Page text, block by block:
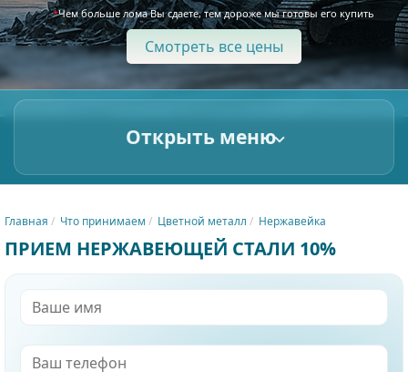
*Чем больше лома Вы сдаете, тем дороже мы готовы его купить
Смотреть все цены
Открыть меню
Главная Что принимаем Цветной металл Нержавейка
ПРИЕМ НЕРЖАВЕЮЩЕЙ СТАЛИ 10%